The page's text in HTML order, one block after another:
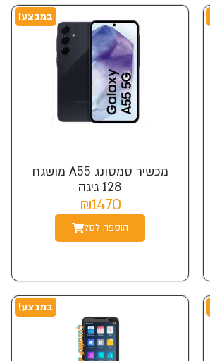
במבצע!
מכשיר סמסונג A55 מושגח
128 גיגה
₪1470
הוספה לסל
במבצע!